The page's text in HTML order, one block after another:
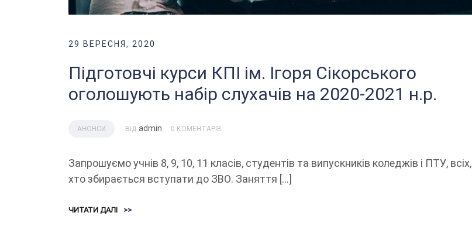
29 ВЕРЕСНЯ, 2020
Підготовчі курси КПІ ім. Ігоря Сікорського
оголошують набір слухачів на 2020-2021 н.р.
АНОНСИ від admin 0 КОМЕНТАРІВ
Запрошуємо учнів 8, 9, 10, 11 класів, студентів та випускників коледжів і ПТУ, всіх,
хто збирається вступати до ЗВО. Заняття […]
ЧИТАТИ ДАЛІ >>